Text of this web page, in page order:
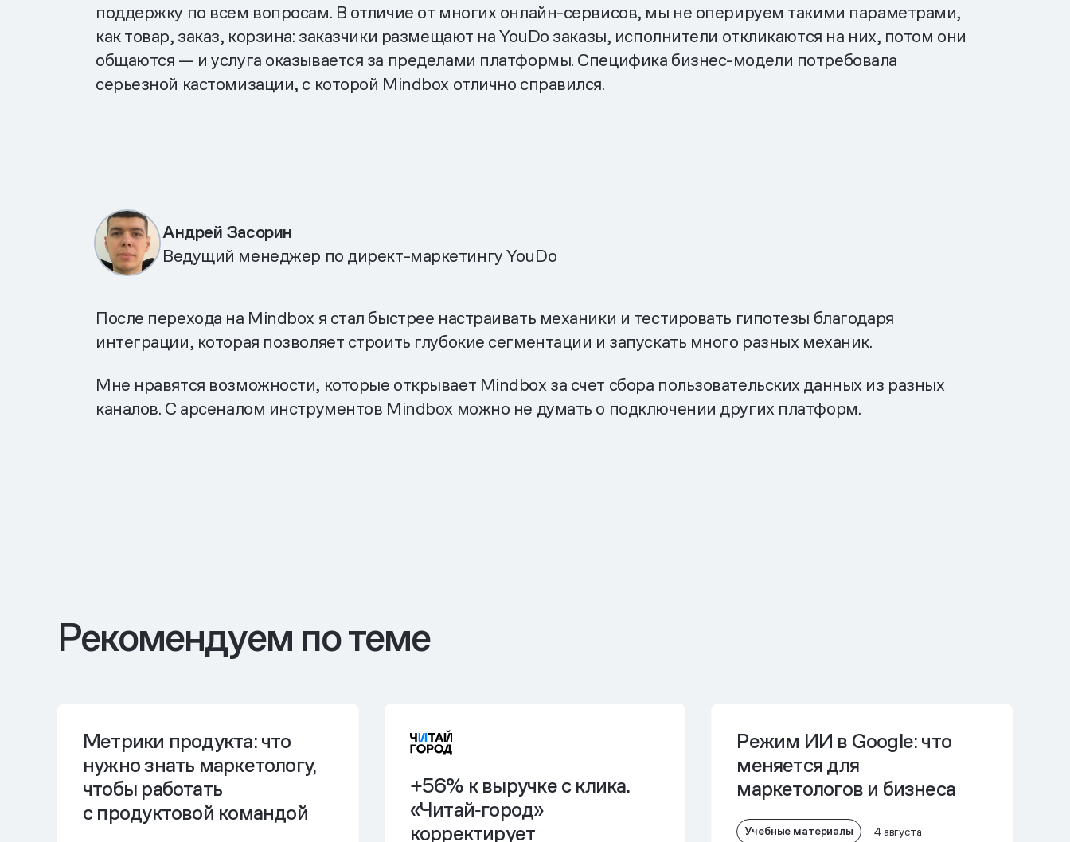
поддержку по всем вопросам. В отличие от многих онлайн-сервисов, мы не оперируем такими параметрами,
как товар, заказ, корзина: заказчики размещают на YouDo заказы, исполнители откликаются на них, потом они
общаются — и услуга оказывается за пределами платформы. Специфика бизнес-модели потребовала
серьезной кастомизации, с которой Mindbox отлично справился.
Андрей Засорин
Ведущий менеджер по директ-маркетингу YouDo
После перехода на Mindbox я стал быстрее настраивать механики и тестировать гипотезы благодаря
интеграции, которая позволяет строить глубокие сегментации и запускать много разных механик.
Мне нравятся возможности, которые открывает Mindbox за счет сбора пользовательских данных из разных
каналов. С арсеналом инструментов Mindbox можно не думать о подключении других платформ.
Рекомендуем по теме
Метрики продукта: что
нужно знать маркетологу,
чтобы работать
с продуктовой командой
+56% к выручке с клика.
«Читай‑город»
корректирует
Режим ИИ в Google: что
меняется для
маркетологов и бизнеса
Учебные материалы 4 августа